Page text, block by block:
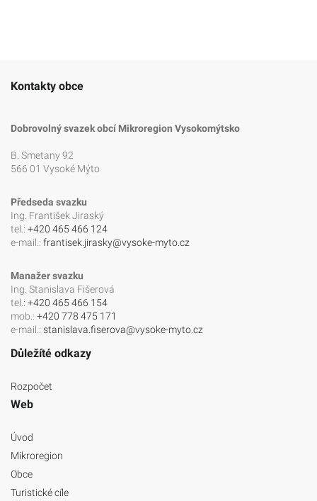
Kontakty obce
Dobrovolný svazek obcí Mikroregion Vysokomýtsko
B. Smetany 92
566 01 Vysoké Mýto
Předseda svazku
Ing. František Jiraský
tel.: +420 465 466 124
e-mail.: frantisek.jirasky@vysoke-myto.cz
Manažer svazku
Ing. Stanislava Fišerová
tel.: +420 465 466 154
mob.: +420 778 475 171
e-mail.: stanislava.fiserova@vysoke-myto.cz
Důležíté odkazy
Rozpočet
Web
Úvod
Mikroregion
Obce
Turistické cíle